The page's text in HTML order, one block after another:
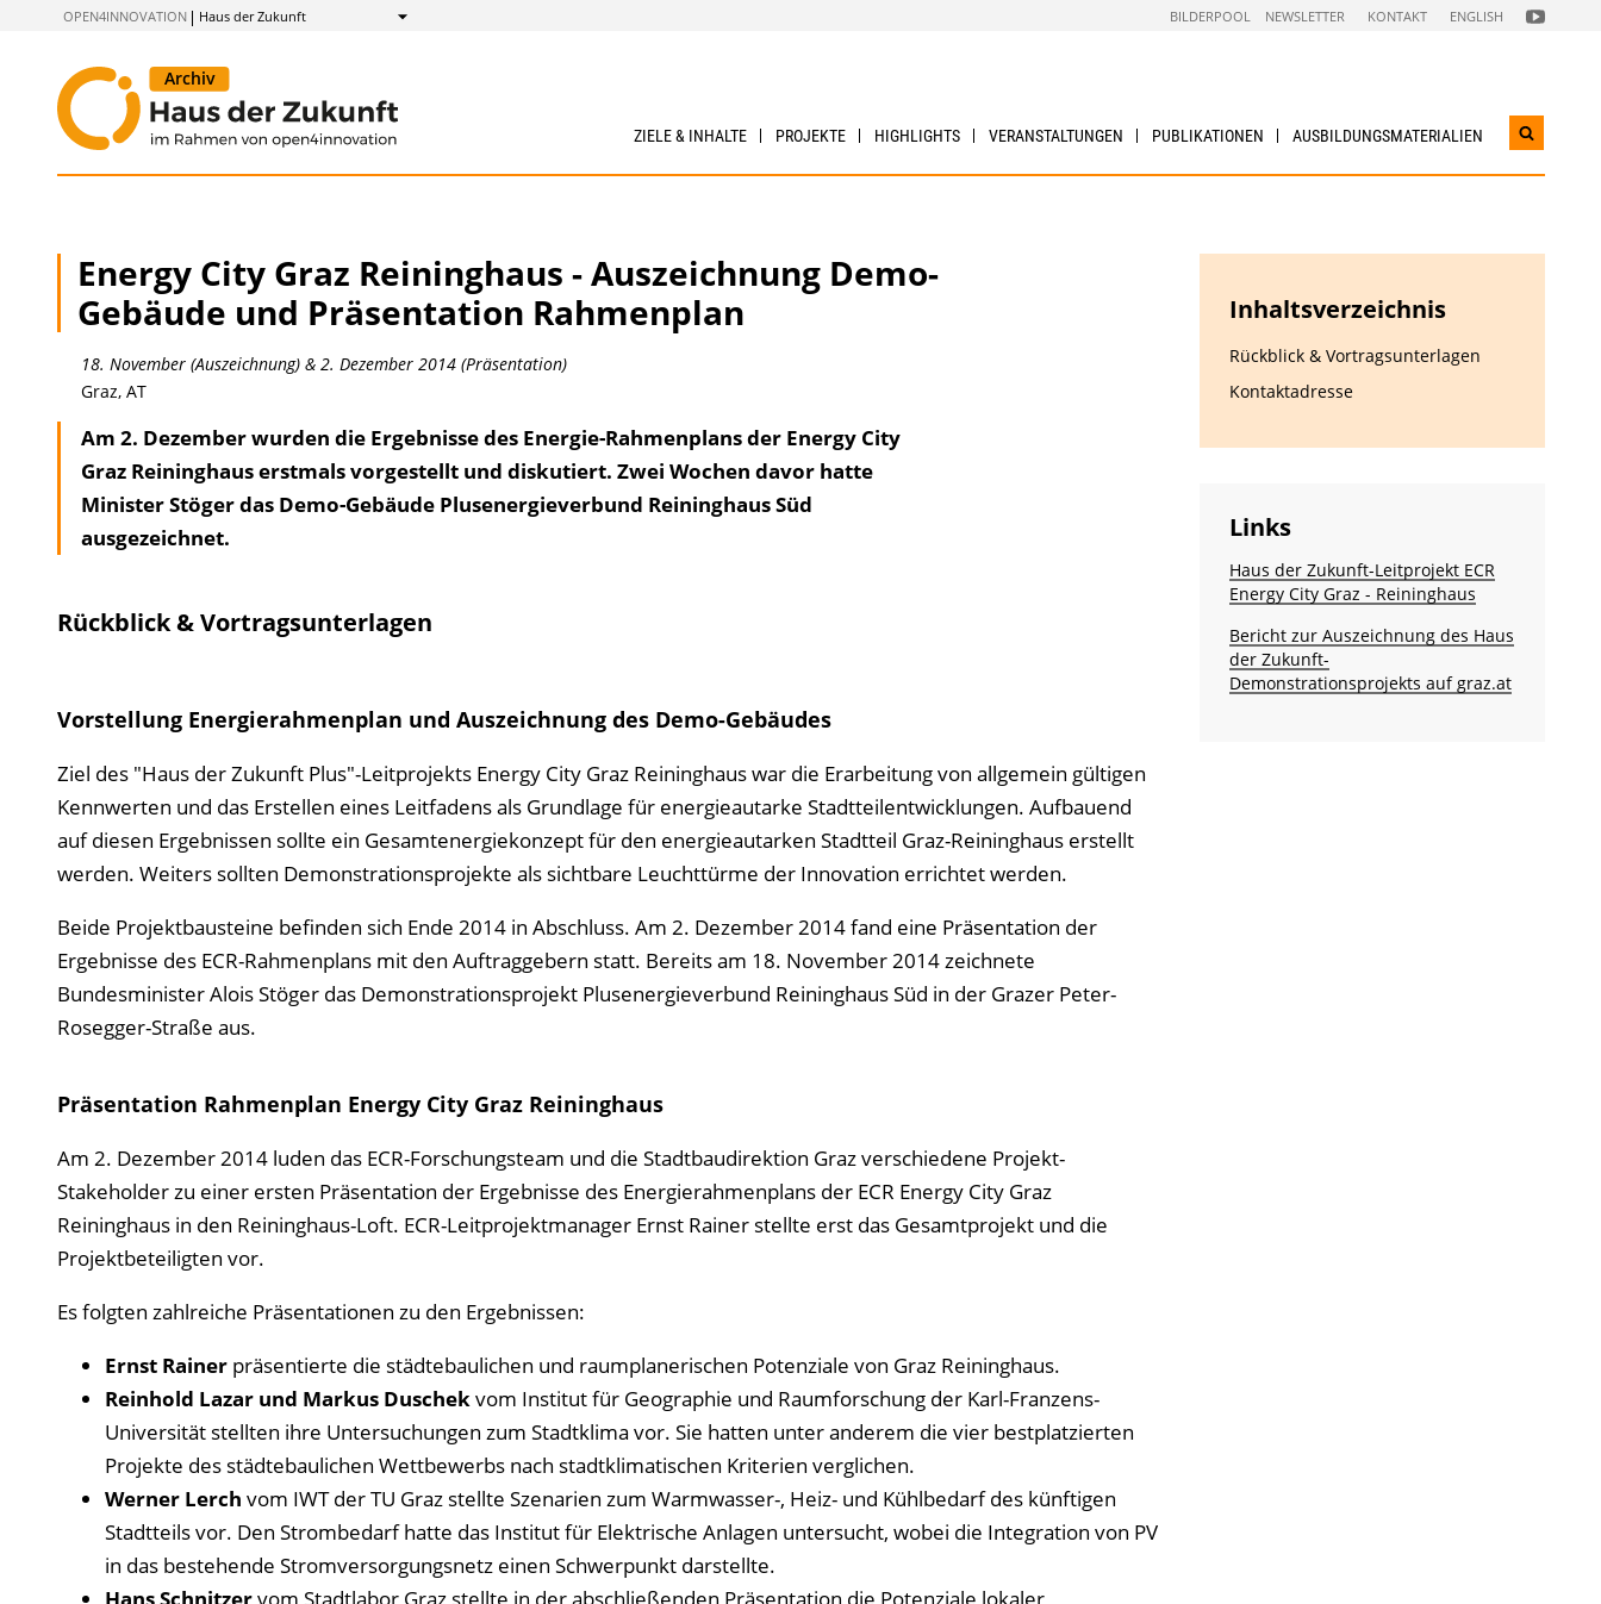
OPEN4INNOVATION Haus der Zukunft
Anzeigen
BILDERPOOL NEWSLETTER KONTAKT ENGLISH FOLGEN
SIE
ZIELE & INHALTE PROJEKTE HIGHLIGHTS VERANSTALTUNGEN PUBLIKATIONEN AUSBILDUNGS­MATERIALIEN
Energy City Graz Reininghaus - Auszeichnung Demo-
Gebäude und Präsentation Rahmenplan
18. November (Auszeichnung) & 2. Dezember 2014 (Präsentation)
Graz, AT
Am 2. Dezember wurden die Ergebnisse des Energie-Rahmenplans der Energy City
Graz Reininghaus erstmals vorgestellt und diskutiert. Zwei Wochen davor hatte
Minister Stöger das Demo-Gebäude Plusenergie­verbund Reininghaus Süd
ausgezeichnet.
Rückblick & Vortragsunterlagen
Vorstellung Energierahmenplan und Auszeichnung des Demo-Gebäudes
Ziel des "Haus der Zukunft Plus"-Leitprojekts Energy City Graz Reining­­haus war die Erarbeitung von allgemein gültigen
Kennwerten und das Erstellen eines Leitfadens als Grundlage für energieautarke Stadtteilent­­wicklungen. Aufbauend
auf diesen Ergebnissen sollte ein Gesamtenergie­­konzept für den energieautarken Stadtteil Graz-Reininghaus erstellt
werden. Weiters sollten Demonstrationsprojekte als sichtbare Leucht­­türme der Innovation errichtet werden.
Beide Projektbausteine befinden sich Ende 2014 in Abschluss. Am 2. Dezember 2014 fand eine Präsentation der
Ergebnisse des ECR-Rahmen­­plans mit den Auftraggebern statt. Bereits am 18. November 2014 zeichnete
Bundesminister Alois Stöger das Demonstrationsprojekt Plusenergieverbund Reininghaus Süd in der Grazer Peter-
Rosegger-Straße aus.
Präsentation Rahmenplan Energy City Graz Reininghaus
Am 2. Dezember 2014 luden das ECR-Forschungsteam und die Stadtbau­­direktion Graz verschiedene Projekt-
Stakeholder zu einer ersten Präsentation der Ergebnisse des Energierahmenplans der ECR Energy City Graz
Reininghaus in den Reininghaus-Loft. ECR-Leitprojektmanager Ernst Rainer stellte erst das Gesamtprojekt und die
Projektbeteiligten vor.
Es folgten zahlreiche Präsentationen zu den Ergebnissen:
Ernst Rainerpräsentierte die städtebaulichen und raumplaner­ischen Potenziale von Graz Reininghaus.
Reinhold Lazar und Markus Duschekvom Institut für Geographie und Raumforschung der Karl-Franzens-
Universität stellten ihre Unter­suchungen zum Stadtklima vor. Sie hatten unter anderem die vier bestplatzierten
Projekte des städtebaulichen Wettbewerbs nach stadtklimatischen Kriterien verglichen.
Werner Lerch vom IWT der TU Graz stellte Szenarien zum Warmwasser-, Heiz- und Kühlbedarf des künftigen
Stadtteils vor. Den Strombedarf hatte das Institut für Elektrische Anlagen untersucht, wobei die Integration von PV
in das bestehende Stromversorgungsnetz einen Schwerpunkt darstellte.
Inhaltsverzeichnis
Rückblick & Vortragsunterlagen
Kontaktadresse
Links
Haus der Zukunft-Leitprojekt ECR
Energy City Graz - Reininghaus
Bericht zur Auszeichnung des Haus
der Zukunft-
Demonstrationsprojekts auf graz.at